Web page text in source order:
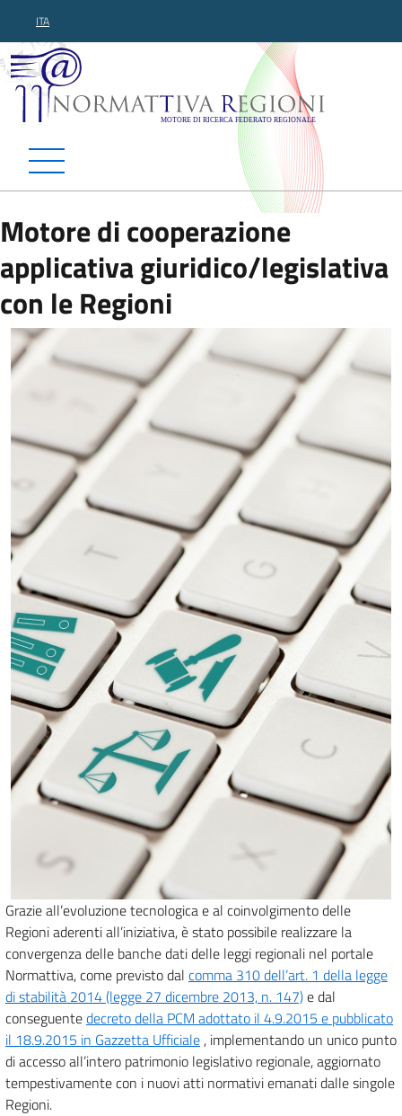
ITA
Normattiva Regioni -
Motore di cooperazione
applicativa giuridico/legislativa
con le Regioni
Grazie all’evoluzione tecnologica e al coinvolgimento delle
Regioni aderenti all’iniziativa, è stato possibile realizzare la
convergenza delle banche dati delle leggi regionali nel portale
Normattiva, come previsto dal comma 310 dell’art. 1 della legge
di stabilità 2014 (legge 27 dicembre 2013, n. 147)e dal
conseguentedecreto della PCM adottato il 4.9.2015 e pubblicato
il 18.9.2015 in Gazzetta Ufficiale , implementando un unico punto
di accesso all’intero patrimonio legislativo regionale, aggiornato
tempestivamente con i nuovi atti normativi emanati dalle singole
Regioni.